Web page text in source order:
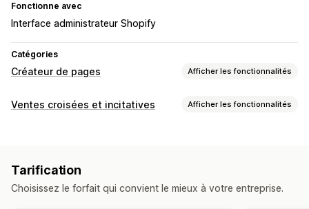
Fonctionne avec
Interface administrateur Shopify
Catégories
Créateur de pages Afficher les fonctionnalités
Types de pages
Pages d’erreur 404
Pages de mentions légales Pages de lien en bio
Ventes croisées et incitatives Afficher les fonctionnalités
CSS personnalisées
Éditeur avec fonction de glisser-déposer
Tarification
Choisissez le forfait qui convient le mieux à votre entreprise.